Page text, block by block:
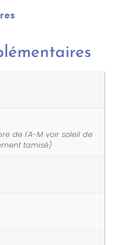
de l'A-M voir soleil de
tamisé)